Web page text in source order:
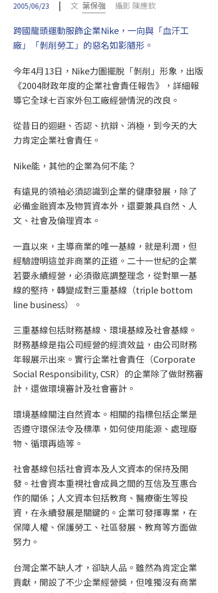
2005/06/23 | 文 葉保強 攝影 陳應欽
跨國龍頭運動服飾企業Nike，一向與「血汗工
廠」「剝削勞工」的惡名如影隨形。
今年4月13日，Nike力圖擺脫「剝削」形象，出版
《2004財政年度的企業社會責任報告》，詳細報
導它全球七百家外包工廠經營情況的改良。
從昔日的迴避、否認、抗辯、消極，到今天的大
力肯定企業社會責任。
Nike能，其他的企業為何不能？
有遠見的領袖必須認識到企業的健康發展，除了
必備金融資本及物質資本外，還要兼具自然、人
文、社會及倫理資本。
一直以來，主導商業的唯一基線，就是利潤，但
經驗證明這並非商業的正道。二十一世紀的企業
若要永續經營，必須徹底調整理念，從對單一基
線的堅持，轉變成對三重基線（triple bottom
line business）。
三重基線包括財務基線、環境基線及社會基線。
財務基線是指公司經營的經濟效益，由公司財務
年報展示出來。實行企業社會責任（Corporate
Social Responsibility, CSR）的企業除了做財務審
計，還做環境審計及社會審計。
環境基線關注自然資本。相關的指標包括企業是
否遵守環保法令及標準，如何使用能源、處理廢
物、循環再造等。
社會基線包括社會資本及人文資本的保持及開
發。社會資本重視社會成員之間的互信及互惠合
作的關係；人文資本包括教育、醫療衛生等投
資，在永續發展是關鍵的。企業可發揮專業，在
保障人權、保護勞工、社區發展、教育等方面做
努力。
台灣企業不缺人才，卻缺人品。雖然為肯定企業
貢獻，開設了不少企業經營獎，但唯獨沒有商業